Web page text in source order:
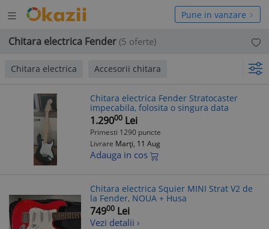
Deschide
meniul
Pune in vanzare
Chitara electrica Fender (5 oferte)
Chitara electrica Accesorii chitara
Chitara electrica Fender Stratocaster
impecabila, folosita o singura data
1.29000 Lei
Primesti 1290 puncte
Livrare Marți, 11 Aug
Adauga in cos
Chitara electrica Squier MINI Strat V2 de
la Fender, NOUA + Husa
74900 Lei
Vezi detalii ›